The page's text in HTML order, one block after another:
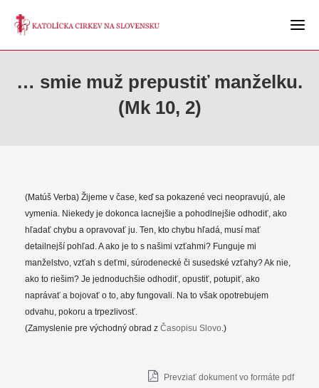
… smie muž prepustiť manželku.
(Mk 10, 2)
(Matúš Verba) Žijeme v čase, keď sa pokazené veci neopravujú, ale
vymenia. Niekedy je dokonca lacnejšie a pohodlnejšie odhodiť, ako
hľadať chybu a opravovať ju. Ten, kto chybu hľadá, musí mať
detailnejší pohľad. A ako je to s našimi vzťahmi? Funguje mi
manželstvo, vzťah s deťmi, súrodenecké či susedské vzťahy? Ak nie,
ako to riešim? Je jednoduchšie odhodiť, opustiť, potupiť, ako
naprávať a bojovať o to, aby fungovali. Na to však opotrebujem
odvahu, pokoru a trpezlivosť.
(Zamyslenie pre východný obrad z Časopisu Slovo.)
Prevziať dokument vo formáte pdf